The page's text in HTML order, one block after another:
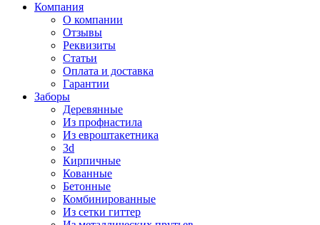
Компания
О компании
Отзывы
Реквизиты
Статьи
Оплата и доставка
Гарантии
Заборы
Деревянные
Из профнастила
Из евроштакетника
3d
Кирпичные
Кованные
Бетонные
Комбинированные
Из сетки гиттер